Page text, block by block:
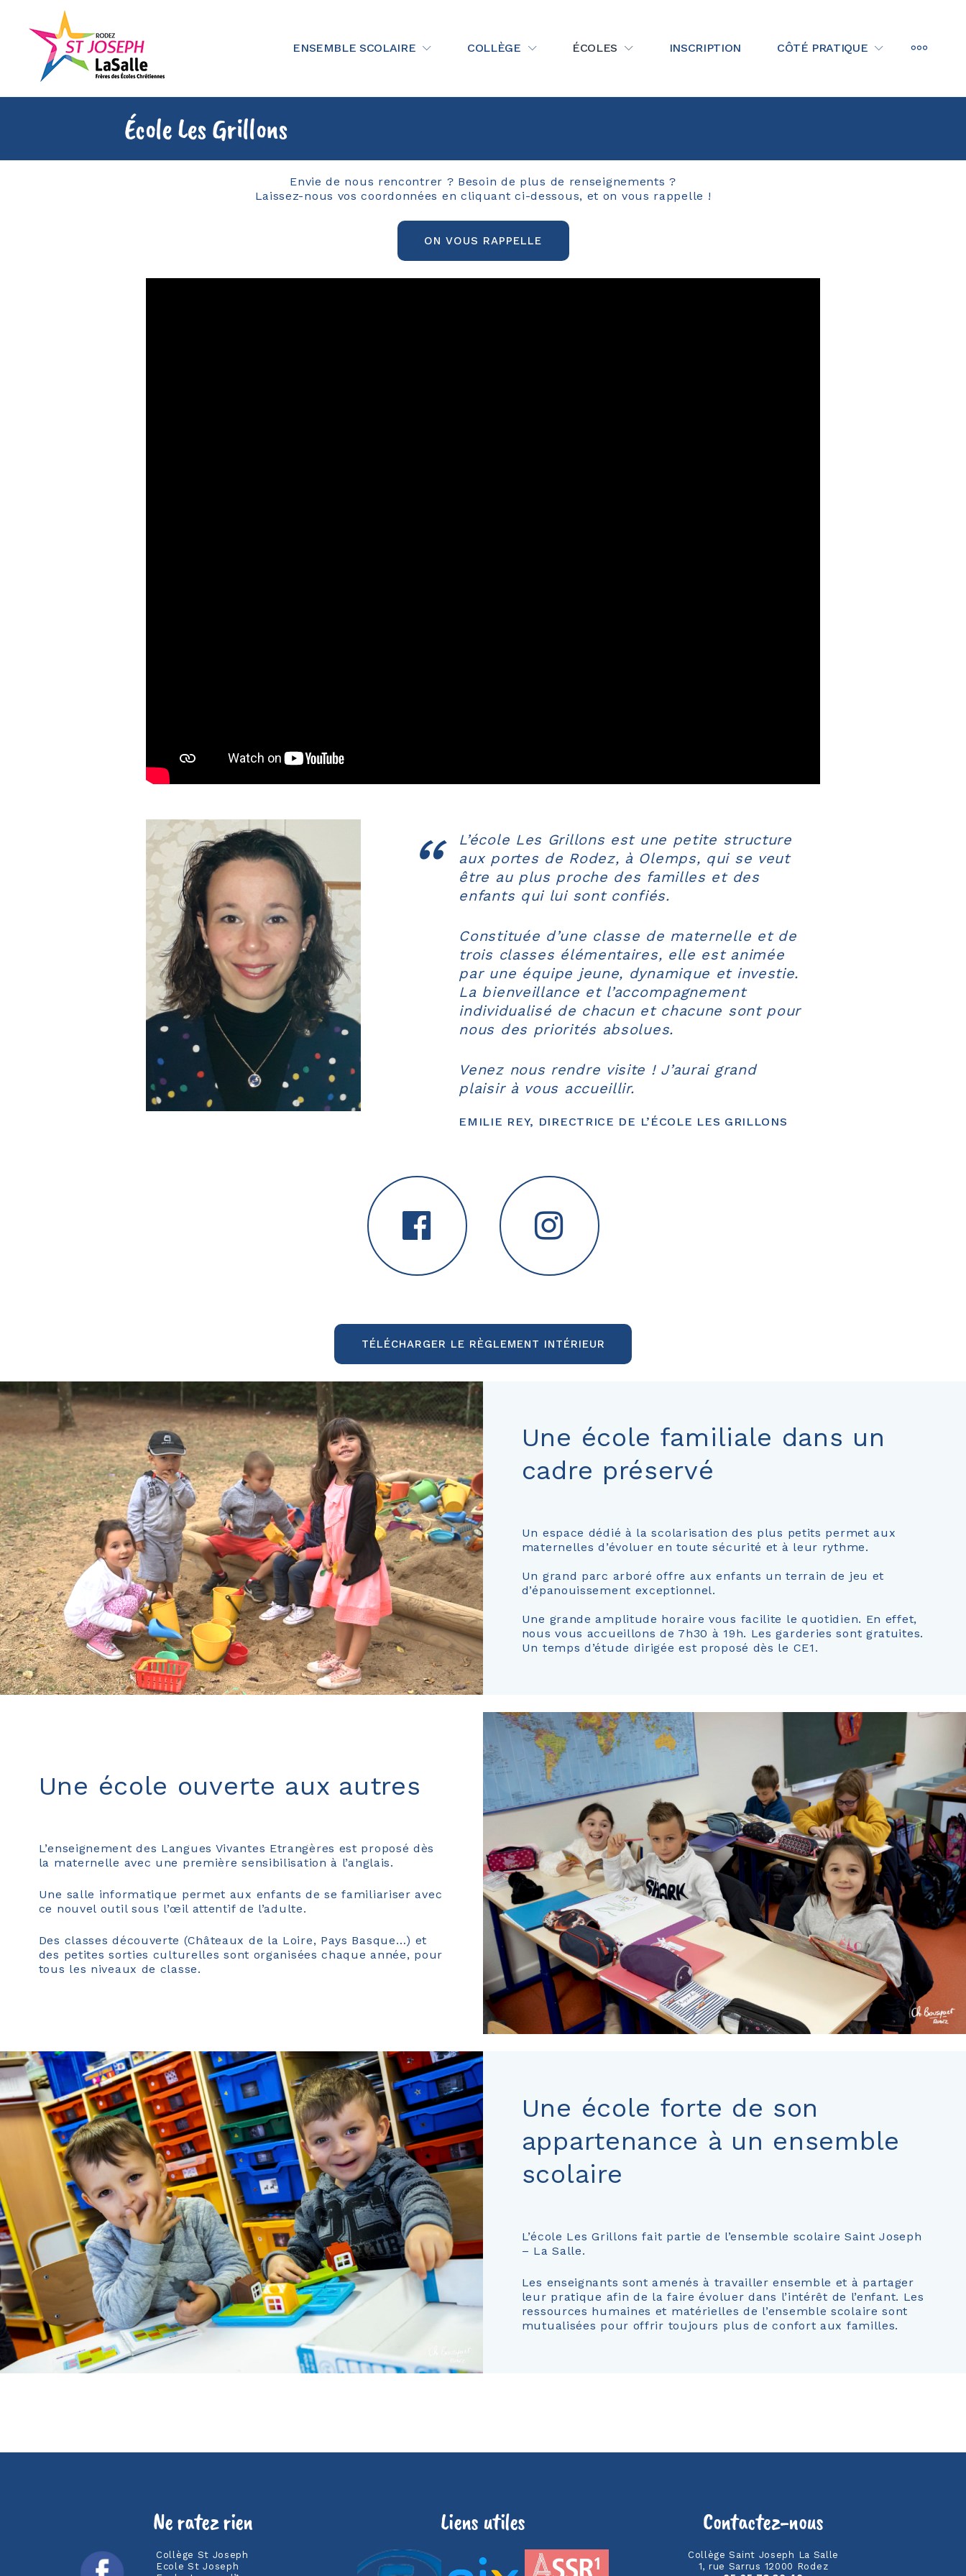
contentEnsemble Scolaire St Joseph La Salle Rodez
ENSEMBLE SCOLAIRE COLLÈGE ÉCOLES INSCRIPTION CÔTÉ PRATIQUE MORE
École Les Grillons
Envie de nous rencontrer ? Besoin de plus de renseignements ?
Laissez-nous vos coordonnées en cliquant ci-dessous, et on vous rappelle !
ON VOUS RAPPELLE
L’école Les Grillons est une petite structure
aux portes de Rodez, à Olemps, qui se veut
être au plus proche des familles et des
enfants qui lui sont confiés.
Constituée d’une classe de maternelle et de
trois classes élémentaires, elle est animée
par une équipe jeune, dynamique et investie.
La bienveillance et l’accompagnement
individualisé de chacun et chacune sont pour
nous des priorités absolues.
Venez nous rendre visite ! J’aurai grand
plaisir à vous accueillir.
EMILIE REY, DIRECTRICE DE L’ÉCOLE LES GRILLONS
TÉLÉCHARGER LE RÈGLEMENT INTÉRIEUR
Une école familiale dans un
cadre préservé
Un espace dédié à la scolarisation des plus petits permet aux
maternelles d’évoluer en toute sécurité et à leur rythme.
Un grand parc arboré offre aux enfants un terrain de jeu et
d’épanouissement exceptionnel.
Une grande amplitude horaire vous facilite le quotidien. En effet,
nous vous accueillons de 7h30 à 19h. Les garderies sont gratuites.
Un temps d’étude dirigée est proposé dès le CE1.
Une école ouverte aux autres
L’enseignement des Langues Vivantes Etrangères est proposé dès
la maternelle avec une première sensibilisation à l’anglais.
Une salle informatique permet aux enfants de se familiariser avec
ce nouvel outil sous l’œil attentif de l’adulte.
Des classes découverte (Châteaux de la Loire, Pays Basque…) et
des petites sorties culturelles sont organisées chaque année, pour
tous les niveaux de classe.
Une école forte de son
appartenance à un ensemble
scolaire
L’école Les Grillons fait partie de l’ensemble scolaire Saint Joseph
– La Salle.
Les enseignants sont amenés à travailler ensemble et à partager
leur pratique afin de la faire évoluer dans l’intérêt de l’enfant. Les
ressources humaines et matérielles de l’ensemble scolaire sont
mutualisées pour offrir toujours plus de confort aux familles.
Ne ratez rien
Collège St Joseph
Ecole St Joseph
Liens utiles Contactez-nous
Collège Saint Joseph La Salle
1, rue Sarrus 12000 Rodez